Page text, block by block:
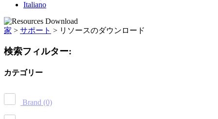
Italiano
家 > サポート > リソースのダウンロード
検索フィルター:
カテゴリー
Brand (0)